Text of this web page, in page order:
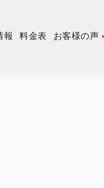
報 料金表 お客様の声